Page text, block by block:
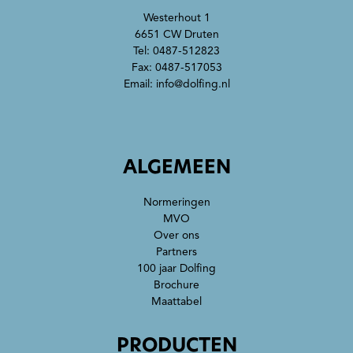
Westerhout 1
6651 CW Druten
Tel: 0487-512823
Fax: 0487-517053
Email: info@dolfing.nl
ALGEMEEN
Normeringen
MVO
Over ons
Partners
100 jaar Dolfing
Brochure
Maattabel
PRODUCTEN